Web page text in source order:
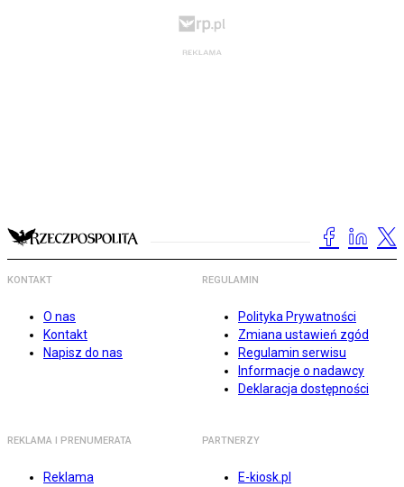
KONTAKT
O nas
Kontakt
Napisz do nas
REGULAMIN
Polityka Prywatności
Zmiana ustawień zgód
Regulamin serwisu
Informacje o nadawcy
Deklaracja dostępności
REKLAMA I PRENUMERATA
Reklama
PARTNERZY
E-kiosk.pl